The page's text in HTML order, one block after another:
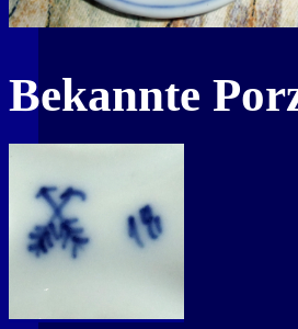
Bekannte